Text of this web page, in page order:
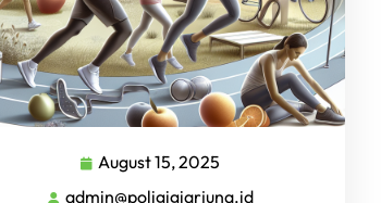
August 15, 2025
15,
admin@poligigiarjuna.id